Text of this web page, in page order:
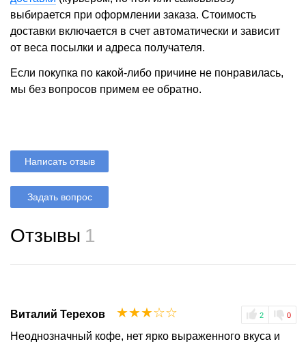
выбирается при оформлении заказа. Стоимость
доставки включается в счет автоматически и зависит
от веса посылки и адреса получателя.
Если покупка по какой-либо причине не понравилась,
мы без вопросов примем ее обратно.
Написать отзыв
Задать вопрос
Отзывы 1
Виталий Терехов 2 0
☆
☆
☆
☆
☆
Неоднозначный кофе, нет ярко выраженного вкуса и